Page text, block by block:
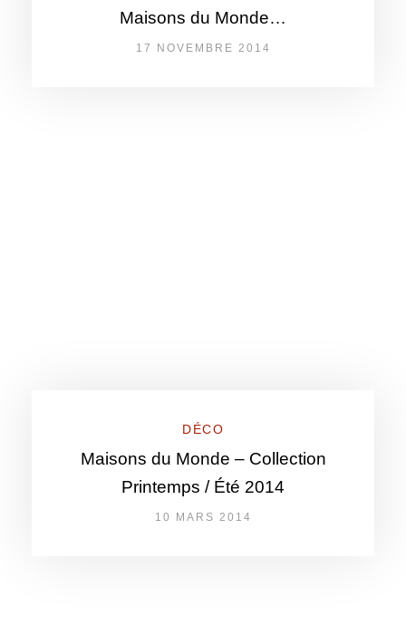
Maisons du Monde…
17 NOVEMBRE 2014
DÉCO
Maisons du Monde – Collection
Printemps / Été 2014
10 MARS 2014